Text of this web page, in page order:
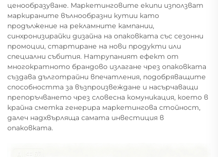
ценообразуване. Маркетинговите екипи използват
маркираните вълнообразни кутии като
продължение на рекламните кампании,
синхронизирайки дизайна на опаковката със сезонни
промоции, стартиране на нови продукти или
специални събития. Натрупаният ефект от
многократното брандово излагане чрез опаковката
създава дълготрайни впечатления, подобряващите
способността за възпроизвеждане и насърчаващи
препоръчването чрез словесна комуникация, което в
крайна сметка генерира маркетингова стойност,
далеч надхвърляща самата инвестиция в
опаковката.